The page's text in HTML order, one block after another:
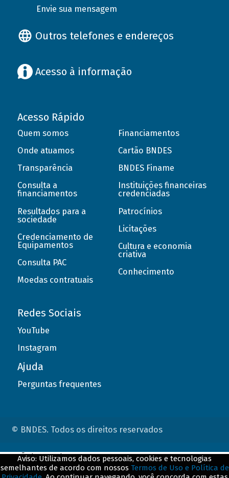
Envie sua mensagem
Outros telefones e endereços
Acesso à informação
Acesso Rápido
Quem somos
Onde atuamos
Transparência
Consulta a
financiamentos
Resultados para a
sociedade
Credenciamento de
Equipamentos
Consulta PAC
Moedas contratuais
Financiamentos
Cartão BNDES
BNDES Finame
Instituições financeiras
credenciadas
Patrocínios
Licitações
Cultura e economia
criativa
Conhecimento
Redes Sociais
YouTube
Instagram
Ajuda
Perguntas frequentes
© BNDES. Todos os direitos reservados
Aviso: Utilizamos dados pessoais, cookies e tecnologias
semelhantes de acordo com nossos Termos de Uso e Política de
ConteÃºdo complementar
${title}${badge}